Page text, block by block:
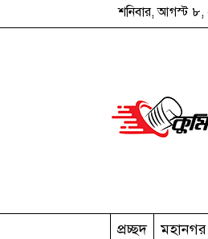
শনিবার, আগস্ট
প্রচ্ছদ মহানগর